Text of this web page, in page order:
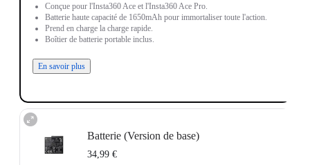
Conçue pour l'Insta360 Ace et l'Insta360 Ace Pro.
Batterie haute capacité de 1650mAh pour immortaliser toute l'action.
Prend en charge la charge rapide.
Boîtier de batterie portable inclus.
En savoir plus
Batterie (Version de base)
34,99 €